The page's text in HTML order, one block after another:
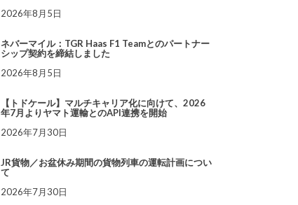
2026年8月5日
ネバーマイル：TGR Haas F1 Teamとのパートナー
シップ契約を締結しました
2026年8月5日
【トドケール】マルチキャリア化に向けて、2026
年7月よりヤマト運輸とのAPI連携を開始
2026年7月30日
JR貨物／お盆休み期間の貨物列車の運転計画につい
て
2026年7月30日